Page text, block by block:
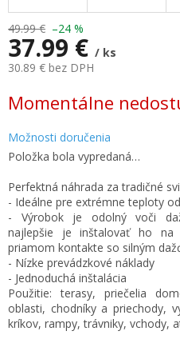
49.99 € –24 %
37.99 € / ks
30.89 € bez DPH
cena:
Momentálne
Možnosti doručenia
Položka bola vypredaná…
Perfektná náhrada za tradičné
- Ideálne pre extrémne teploty
- Výrobok je odolný voči
najlepšie je inštalovať ho
priamom kontakte so silným
- Nízke prevádzkové náklady
- Jednoduchá inštalácia
Použitie: terasy, priečelia
oblasti, chodníky a priechody,
kríkov, rampy, trávniky, vchody,